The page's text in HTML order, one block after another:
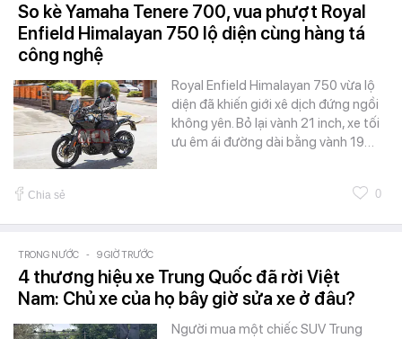
So kè Yamaha Tenere 700, vua phượt Royal
Enfield Himalayan 750 lộ diện cùng hàng tá
công nghệ
Royal Enfield Himalayan 750 vừa lộ
diện đã khiến giới xê dịch đứng ngồi
không yên. Bỏ lại vành 21 inch, xe tối
ưu êm ái đường dài bằng vành 19…
Chia sẻ 0
TRONG NƯỚC - 9 GIỜ TRƯỚC
4 thương hiệu xe Trung Quốc đã rời Việt
Nam: Chủ xe của họ bây giờ sửa xe ở đâu?
Người mua một chiếc SUV Trung